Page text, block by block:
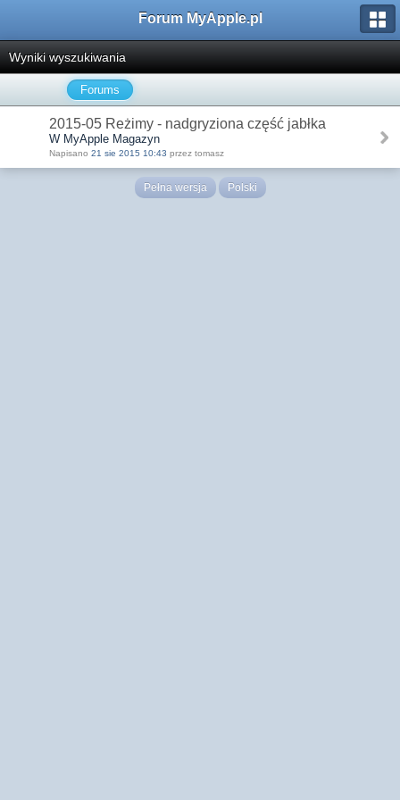
Forum MyApple.pl
Wyniki wyszukiwania
Forums
2015-05 Reżimy - nadgryziona część jabłka
W MyApple Magazyn
Napisano 21 sie 2015 10:43 przez tomasz
Pełna wersja Polski